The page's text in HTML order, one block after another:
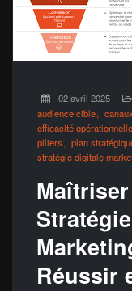
02 avril 2025
audience cible
efficacité opérationnelle
piliers
plan
stratégie digitale
Réussir